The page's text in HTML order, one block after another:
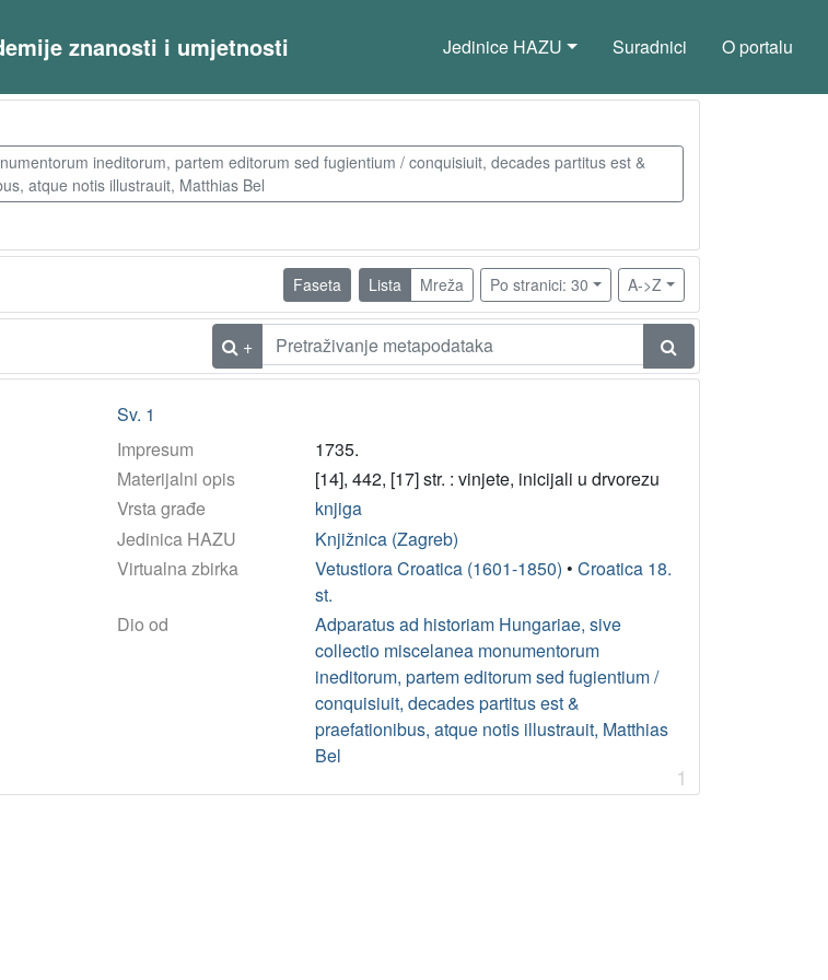
znanosti i umjetnosti Jedinice HAZU Suradnici O portalu
ineditorum, partem editorum sed fugientium / conquisiuit, decades partitus est &
atque notis illustrauit, Matthias Bel
Faseta Lista Mreža Po stranici: 30 A->Z
+
Sv. 1
Impresum
1735.
Materijalni opis
[14], 442, [17] str. : vinjete, inicijali u drvorezu
Vrsta građe
knjiga
Jedinica HAZU
Knjižnica (Zagreb)
Virtualna zbirka
Vetustiora Croatica (1601-1850) • Croatica 18.
st.
Dio od
Adparatus ad historiam Hungariae, sive
collectio miscelanea monumentorum
ineditorum, partem editorum sed fugientium /
conquisiuit, decades partitus est &
praefationibus, atque notis illustrauit, Matthias
Bel
1